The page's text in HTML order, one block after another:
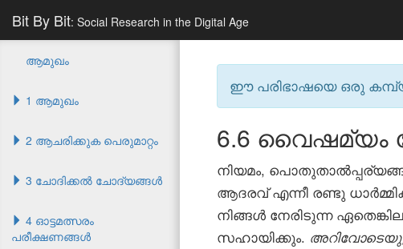
Bit By Bit: Social Research in the Digital Age
ആമുഖം
1 ആമുഖം
2 ആചരിക്കുക പെരുമാറ്റം
3 ചോദിക്കൽ ചോദ്യങ്ങൾ
4 ഓട്ടമത്സരം
പരീക്ഷണങ്ങൾ
ഈ പരിഭാഷയെ ഒരു
6.6 വൈഷമ്യം
നിയമം,
ആദരവ് എന്നീ രണ്ടു
നിങ്ങൾ നേരിടുന്ന
സഹായിക്കും.